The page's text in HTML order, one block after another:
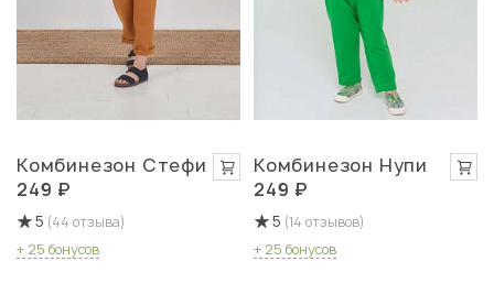
Комбинезон Стефи
249 ₽
5 (44 отзыва)
+ 25 бонусов
Комбинезон Нупи
249 ₽
5 (14 отзывов)
+ 25 бонусов